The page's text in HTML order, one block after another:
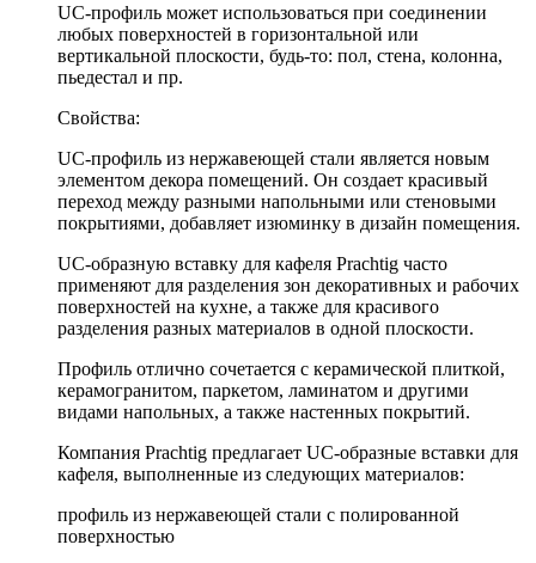
UC-профиль может использоваться при соединении
любых поверхностей в горизонтальной или
вертикальной плоскости, будь-то: пол, стена, колонна,
пьедестал и пр.
Свойства:
UC-профиль из нержавеющей стали является новым
элементом декора помещений. Он создает красивый
переход между разными напольными или стеновыми
покрытиями, добавляет изюминку в дизайн помещения.
UC-образную вставку для кафеля Prachtig часто
применяют для разделения зон декоративных и рабочих
поверхностей на кухне, а также для красивого
разделения разных материалов в одной плоскости.
Профиль отлично сочетается с керамической плиткой,
керамогранитом, паркетом, ламинатом и другими
видами напольных, а также настенных покрытий.
Компания Prachtig предлагает UC-образные вставки для
кафеля, выполненные из следующих материалов:
профиль из нержавеющей стали с полированной
поверхностью